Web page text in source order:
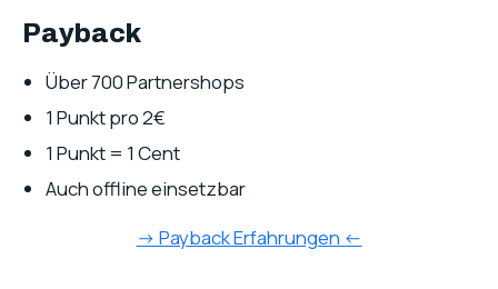
Payback
Über 700 Partnershops
1 Punkt pro 2€
1 Punkt = 1 Cent
Auch offline einsetzbar
-> Payback Erfahrungen <-